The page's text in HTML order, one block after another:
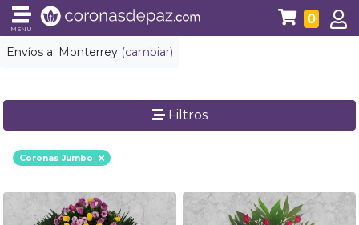
Envíos a: Monterrey (cambiar)
MENÚ
0
Filtros
Coronas Jumbo